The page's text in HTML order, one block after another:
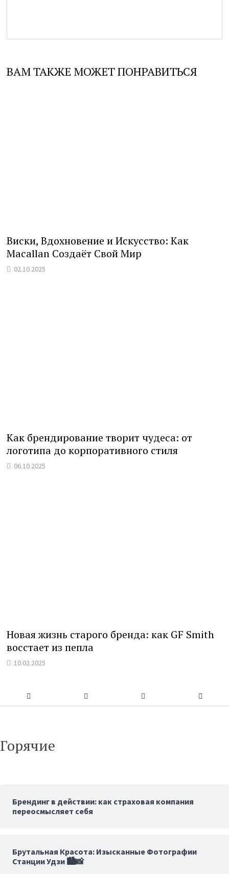
ВАМ ТАКЖЕ МОЖЕТ ПОНРАВИТЬСЯ
Виски, Вдохновение и Искусство: Как
Macallan Создаёт Свой Мир
02.10.2025
Как брендирование творит чудеса: от
логотипа до корпоративного стиля
06.10.2025
Новая жизнь старого бренда: как GF Smith
восстает из пепла
10.02.2025
Горячие
Брендинг в действии: как страховая компания
переосмысляет себя
Брутальная Красота: Изысканные Фотографии
Станции Удзи 🏙️📸